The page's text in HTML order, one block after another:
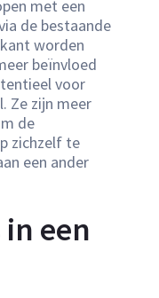
met een
de bestaande
worden
beïnvloed
voor
Ze zijn meer
de
zichzelf te
een ander
een